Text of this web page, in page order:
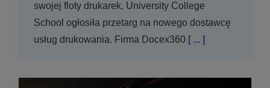
swojej floty drukarek, University College
School ogłosiła przetarg na nowego dostawcę
usług drukowania. Firma Docex360[ ... ]